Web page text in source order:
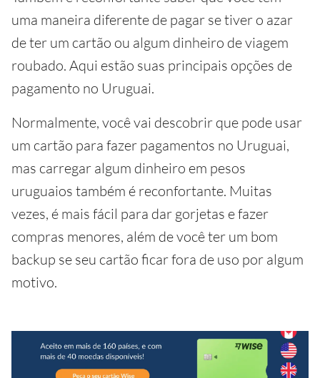
uma maneira diferente de pagar se tiver o azar
de ter um cartão ou algum dinheiro de viagem
roubado. Aqui estão suas principais opções de
pagamento no Uruguai.
Normalmente, você vai descobrir que pode usar
um cartão para fazer pagamentos no Uruguai,
mas carregar algum dinheiro em pesos
uruguaios também é reconfortante. Muitas
vezes, é mais fácil para dar gorjetas e fazer
compras menores, além de você ter um bom
backup se seu cartão ficar fora de uso por algum
motivo.